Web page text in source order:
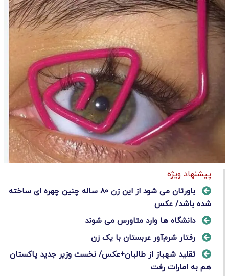
پیشنهاد ویژه
باورتان می شود از این زن 80 ساله چنین چهره ای ساخته
شده باشد/ عکس
دانشگاه ها وارد متاورس می شوند
رفتار شرم‌آور عربستان با یک زن
تقلید شهباز از طالبان+عکس/ نخست وزیر جدید پاکستان
هم به امارات رفت